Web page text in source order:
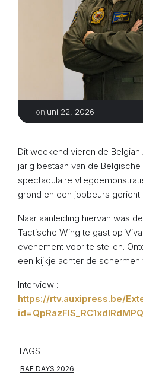
onjuni 22, 2026
Dit weekend vieren de
jarig bestaan van de
spectaculaire
grond en een jobbeurs gericht
Naar aanleiding hiervan was
Tactische Wing te gast op
evenement voor te stellen.
een kijkje achter de schermen
Interview :
https://rtv.auxipress.be/
TAGS
BAF DAYS 2026